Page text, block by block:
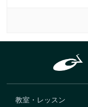
教室・レッスン